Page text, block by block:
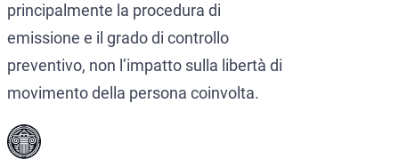
principalmente la procedura di
emissione e il grado di controllo
preventivo, non l’impatto sulla libertà di
movimento della persona coinvolta.